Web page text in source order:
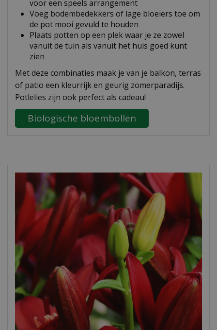
voor een speels arrangement
Voeg bodembedekkers of lage bloeiers toe om
de pot mooi gevuld te houden
Plaats potten op een plek waar je ze zowel
vanuit de tuin als vanuit het huis goed kunt
zien
Met deze combinaties maak je van je balkon, terras
of patio een kleurrijk en geurig zomerparadijs.
Potlelies zijn ook perfect als cadeau!
Biologische bloembollen